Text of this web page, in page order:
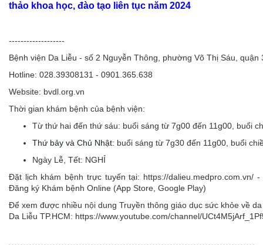
thảo khoa học, đào tạo liên tục năm 2024
-------------------
Bệnh viện Da Liễu - số 2 Nguyễn Thông, phường Võ Thị Sáu, quận
Hotline: 028.39308131 - 0901.365.638
Website: bvdl.org.vn
Thời gian khám bệnh của bệnh viện:
Từ thứ hai đến thứ sáu: buổi sáng từ 7g00 đến 11g00, buổi
Thứ bảy và Chủ Nhật: buổi sáng từ 7g30 đến 11g00, buổi
Ngày Lễ, Tết: NGHỈ
Đặt lịch khám bệnh trực tuyến tại: https://dalieu.medpro.com.vn/
Đăng ký Khám bệnh Online (App Store, Google Play)
Để xem được nhiều nội dung Truyền thông giáo dục sức khỏe về
Da Liễu TP.HCM: https://www.youtube.com/channel/